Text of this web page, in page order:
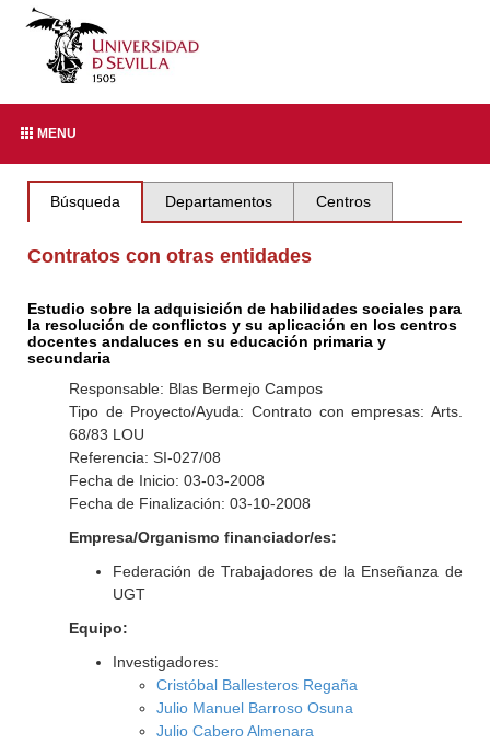
MENU
Búsqueda Departamentos Centros
Contratos con otras entidades
Estudio sobre la adquisición de habilidades sociales para
la resolución de conflictos y su aplicación en los centros
docentes andaluces en su educación primaria y
secundaria
Responsable: Blas Bermejo Campos
Tipo de Proyecto/Ayuda: Contrato con empresas: Arts.
68/83 LOU
Referencia: SI-027/08
Fecha de Inicio: 03-03-2008
Fecha de Finalización: 03-10-2008
Empresa/Organismo financiador/es:
Federación de Trabajadores de la Enseñanza de
UGT
Equipo:
Investigadores:
Cristóbal Ballesteros Regaña
Julio Manuel Barroso Osuna
Julio Cabero Almenara